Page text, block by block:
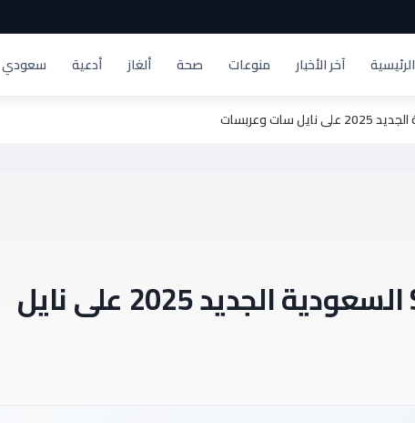
الرئيسية آخر الأخبار منوعات صحة ألغاز أدعية سعودي
أحدث تردد لقناة SBC السعودية الجديد 2025 على نايل